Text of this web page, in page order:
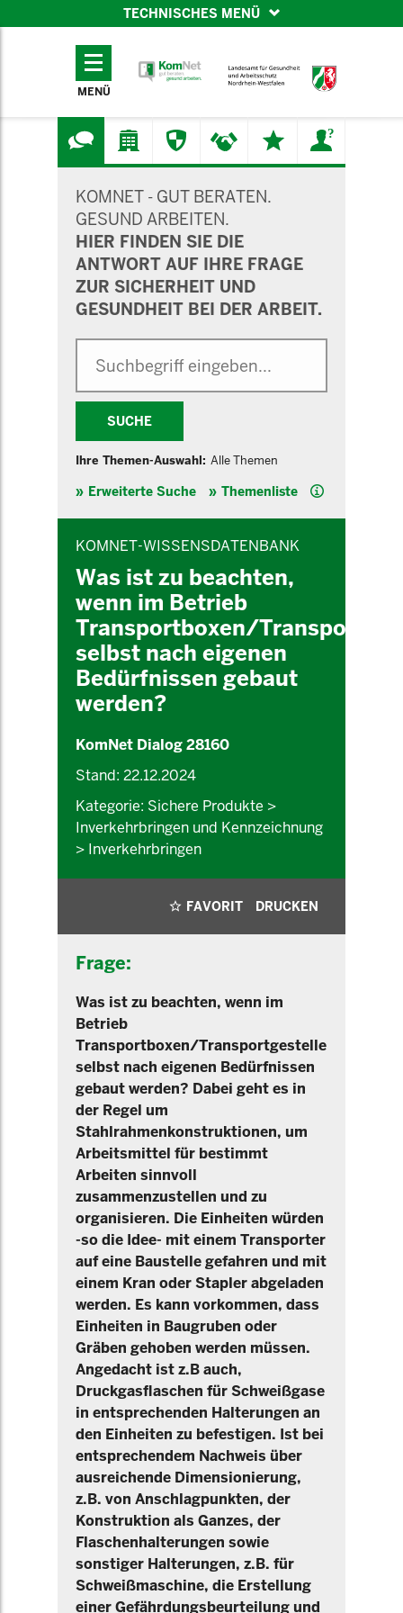
TECHNISCHES MENÜ
TECHNISCHES
MENÜ
KOMNET - GUT BERATEN.
GESUND ARBEITEN.
HIER FINDEN SIE DIE
ANTWORT AUF IHRE FRAGE
ZUR SICHERHEIT UND
GESUNDHEIT BEI DER ARBEIT.
SUCHE
Ihre Themen-Auswahl: Alle Themen
Erweiterte Suche Themenliste Hilfe
KOMNET-WISSENSDATENBANK
Was ist zu beachten,
wenn im Betrieb
Transportboxen/
selbst nach eigenen
Bedürfnissen gebaut
werden?
KomNet Dialog 28160
Stand: 22.12.2024
Kategorie: Sichere Produkte >
Inverkehrbringen und Kennzeichnung
> Inverkehrbringen
FAVORIT DRUCKEN
Frage:
Was ist zu beachten, wenn im
Betrieb
Transportboxen/Transportgestelle
selbst nach eigenen Bedürfnissen
gebaut werden? Dabei geht es in
der Regel um
Stahlrahmenkonstruktionen, um
Arbeitsmittel für bestimmt
Arbeiten sinnvoll
zusammenzustellen und zu
organisieren. Die Einheiten würden
-so die Idee- mit einem Transporter
auf eine Baustelle gefahren und mit
einem Kran oder Stapler abgeladen
werden. Es kann vorkommen, dass
Einheiten in Baugruben oder
Gräben gehoben werden müssen.
Angedacht ist z.B auch,
Druckgasflaschen für Schweißgase
in entsprechenden Halterungen an
den Einheiten zu befestigen. Ist bei
entsprechendem Nachweis über
ausreichende Dimensionierung,
z.B. von Anschlagpunkten, der
Konstruktion als Ganzes, der
Flaschenhalterungen sowie
sonstiger Halterungen, z.B. für
Schweißmaschine, die Erstellung
einer Gefährdungsbeurteilung und